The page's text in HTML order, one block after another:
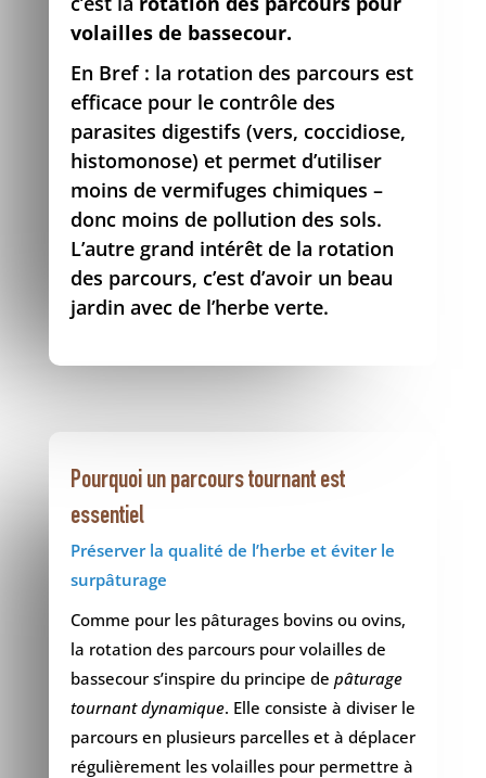
volailles de bassecour.
En Bref : la rotation des parcours est
efficace pour le contrôle des
parasites digestifs (vers, coccidiose,
histomonose) et permet d’utiliser
moins de vermifuges chimiques –
donc moins de pollution des sols.
L’autre grand intérêt de la rotation
des parcours, c’est d’avoir un beau
jardin avec de l’herbe verte.
Pourquoi un parcours tournant est
essentiel
Préserver la qualité de l’herbe et éviter le
surpâturage
Comme pour les pâturages bovins ou ovins,
la rotation des parcours pour volailles de
bassecour s’inspire du principe de pâturage
tournant dynamique. Elle consiste à diviser le
parcours en plusieurs parcelles et à déplacer
régulièrement les volailles pour permettre à